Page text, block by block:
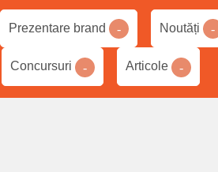
Prezentare brand - Noutăți -
Concursuri - Articole -